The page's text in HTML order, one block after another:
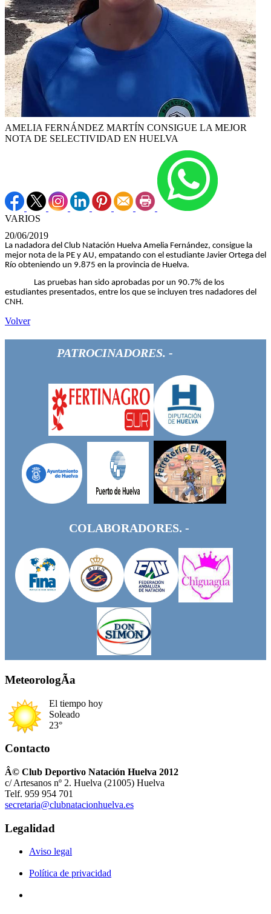
AMELIA FERNÁNDEZ MARTÍN CONSIGUE LA MEJOR
NOTA DE SELECTIVIDAD EN HUELVA
VARIOS
20/06/2019
La nadadora del Club Natación Huelva Amelia Fernández, consigue la
mejor nota de la PE y AU, empatando con el estudiante Javier Ortega del
Río obteniendo un 9.875 en la provincia de Huelva.
Las pruebas han sido aprobadas por un 90.7% de los
estudiantes presentados, entre los que se incluyen tres nadadores del
CNH.
Volver
PATROCINADORES. -
COLABORADORES. -
MeteorologÃ­a
El tiempo hoy
Soleado
23°
Contacto
Â© Club Deportivo Natación Huelva 2012
c/ Artesanos nº 2. Huelva (21005) Huelva
Telf. 959 954 701
secretaria@clubnatacionhuelva.es
Legalidad
Aviso legal
Política de privacidad